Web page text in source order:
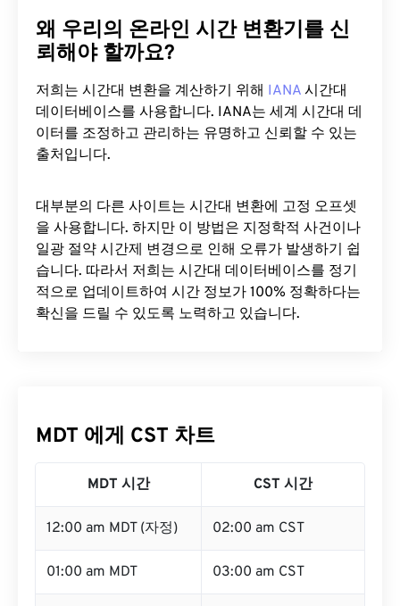
왜 우리의 온라인 시간 변환기를 신
뢰해야 할까요?
저희는 시간대 변환을 계산하기 위해 IANA 시간대
데이터베이스를 사용합니다. IANA는 세계 시간대 데
이터를 조정하고 관리하는 유명하고 신뢰할 수 있는
출처입니다.
대부분의 다른 사이트는 시간대 변환에 ​​고정 오프셋
을 사용합니다. 하지만 이 방법은 지정학적 사건이나
일광 절약 시간제 변경으로 인해 오류가 발생하기 쉽
습니다. 따라서 저희는 시간대 데이터베이스를 정기
적으로 업데이트하여 시간 정보가 100% 정확하다는
확신을 드릴 수 있도록 노력하고 있습니다.
MDT 에게 CST 차트
MDT 시간 CST 시간
12:00 am MDT (자정) 02:00 am CST
01:00 am MDT 03:00 am CST